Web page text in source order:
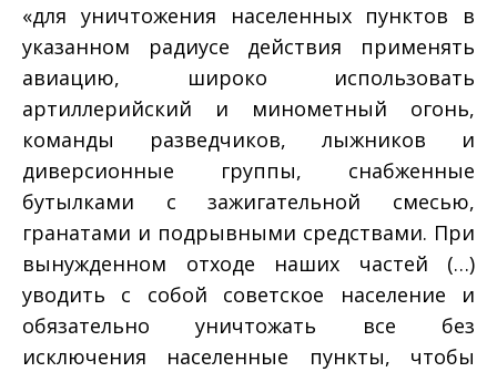
«для уничтожения населенных пунктов в
указанном радиусе действия применять
авиацию, широко использовать
артиллерийский и минометный огонь,
команды разведчиков, лыжников и
диверсионные группы, снабженные
бутылками с зажигательной смесью,
гранатами и подрывными средствами. При
вынужденном отходе наших частей (…)
уводить с собой советское население и
обязательно уничтожать все без
исключения населенные пункты, чтобы